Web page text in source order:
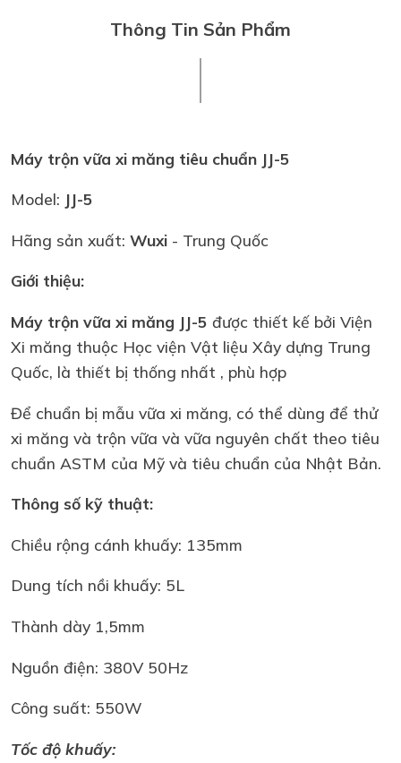
Thông Tin Sản Phẩm
Máy trộn vữa xi măng tiêu chuẩn JJ-5
Model: JJ-5
Hãng sản xuất: Wuxi - Trung Quốc
Giới thiệu:
Máy trộn vữa xi măng JJ-5 được thiết kế bởi Viện
Xi măng thuộc Học viện Vật liệu Xây dựng Trung
Quốc, là thiết bị thống nhất , phù hợp
Để chuẩn bị mẫu vữa xi măng, có thể dùng để thử
xi măng và trộn vữa và vữa nguyên chất theo tiêu
chuẩn ASTM của Mỹ và tiêu chuẩn của Nhật Bản.
Thông số kỹ thuật:
Chiều rộng cánh khuấy: 135mm
Dung tích nồi khuấy: 5L
Thành dày 1,5mm
Nguồn điện: 380V 50Hz
Công suất: 550W
Tốc độ khuấy: